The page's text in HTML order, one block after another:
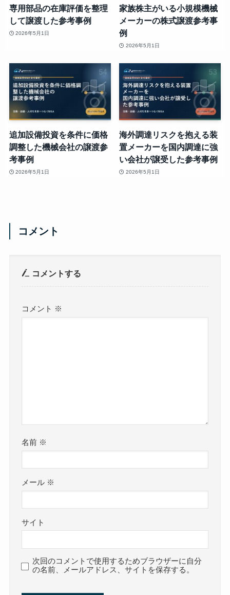
専用部品の在庫評価を整理
して譲渡した参考事例
2026年5月1日
家族株主がいる小規模機械
メーカーの株式譲渡参考事
例
2026年5月1日
追加設備投資を条件に価格
調整した機械会社の譲渡参
考事例
2026年5月1日
海外調達リスクを抱える装
置メーカーを国内調達に強
い会社が譲受した参考事例
2026年5月1日
コメント
コメントする
コメント ※
名前 ※
メール ※
サイト
次回のコメントで使用するためブラウザーに自分
の名前、メールアドレス、サイトを保存する。